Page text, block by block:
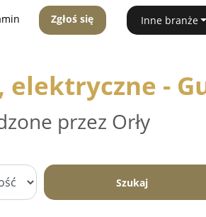
Zgłoś się Inne branże
elektryczne -
przez Orły
Szukaj